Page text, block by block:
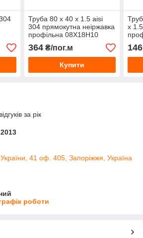
Труба 80 х 40 х 1.5 aisi
304 прямокутна неіржавка
профільна 08Х18Н10
364₴/пог.м
Купити
х
146
за рік
41 оф. 405, Запоріжжя, Україна
роботи